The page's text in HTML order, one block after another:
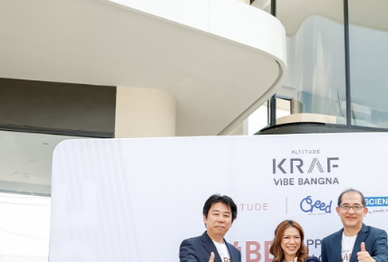
ศิลปะ, วัฒนธรรม
ศาสนา
การเมือง